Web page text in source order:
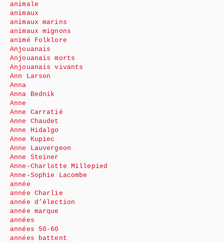
animale
animaux
animaux marins
animaux mignons
animé Folklore
Anjouanais
Anjouanais morts
Anjouanais vivants
Ann Larson
Anna
Anna Bednik
Anne
Anne Carratié
Anne Chaudet
Anne Hidalgo
Anne Kupiec
Anne Lauvergeon
Anne Steiner
Anne-Charlotte Millepied
Anne-Sophie Lacombe
année
année Charlie
année d’élection
année marque
années
années 50-60
années battent